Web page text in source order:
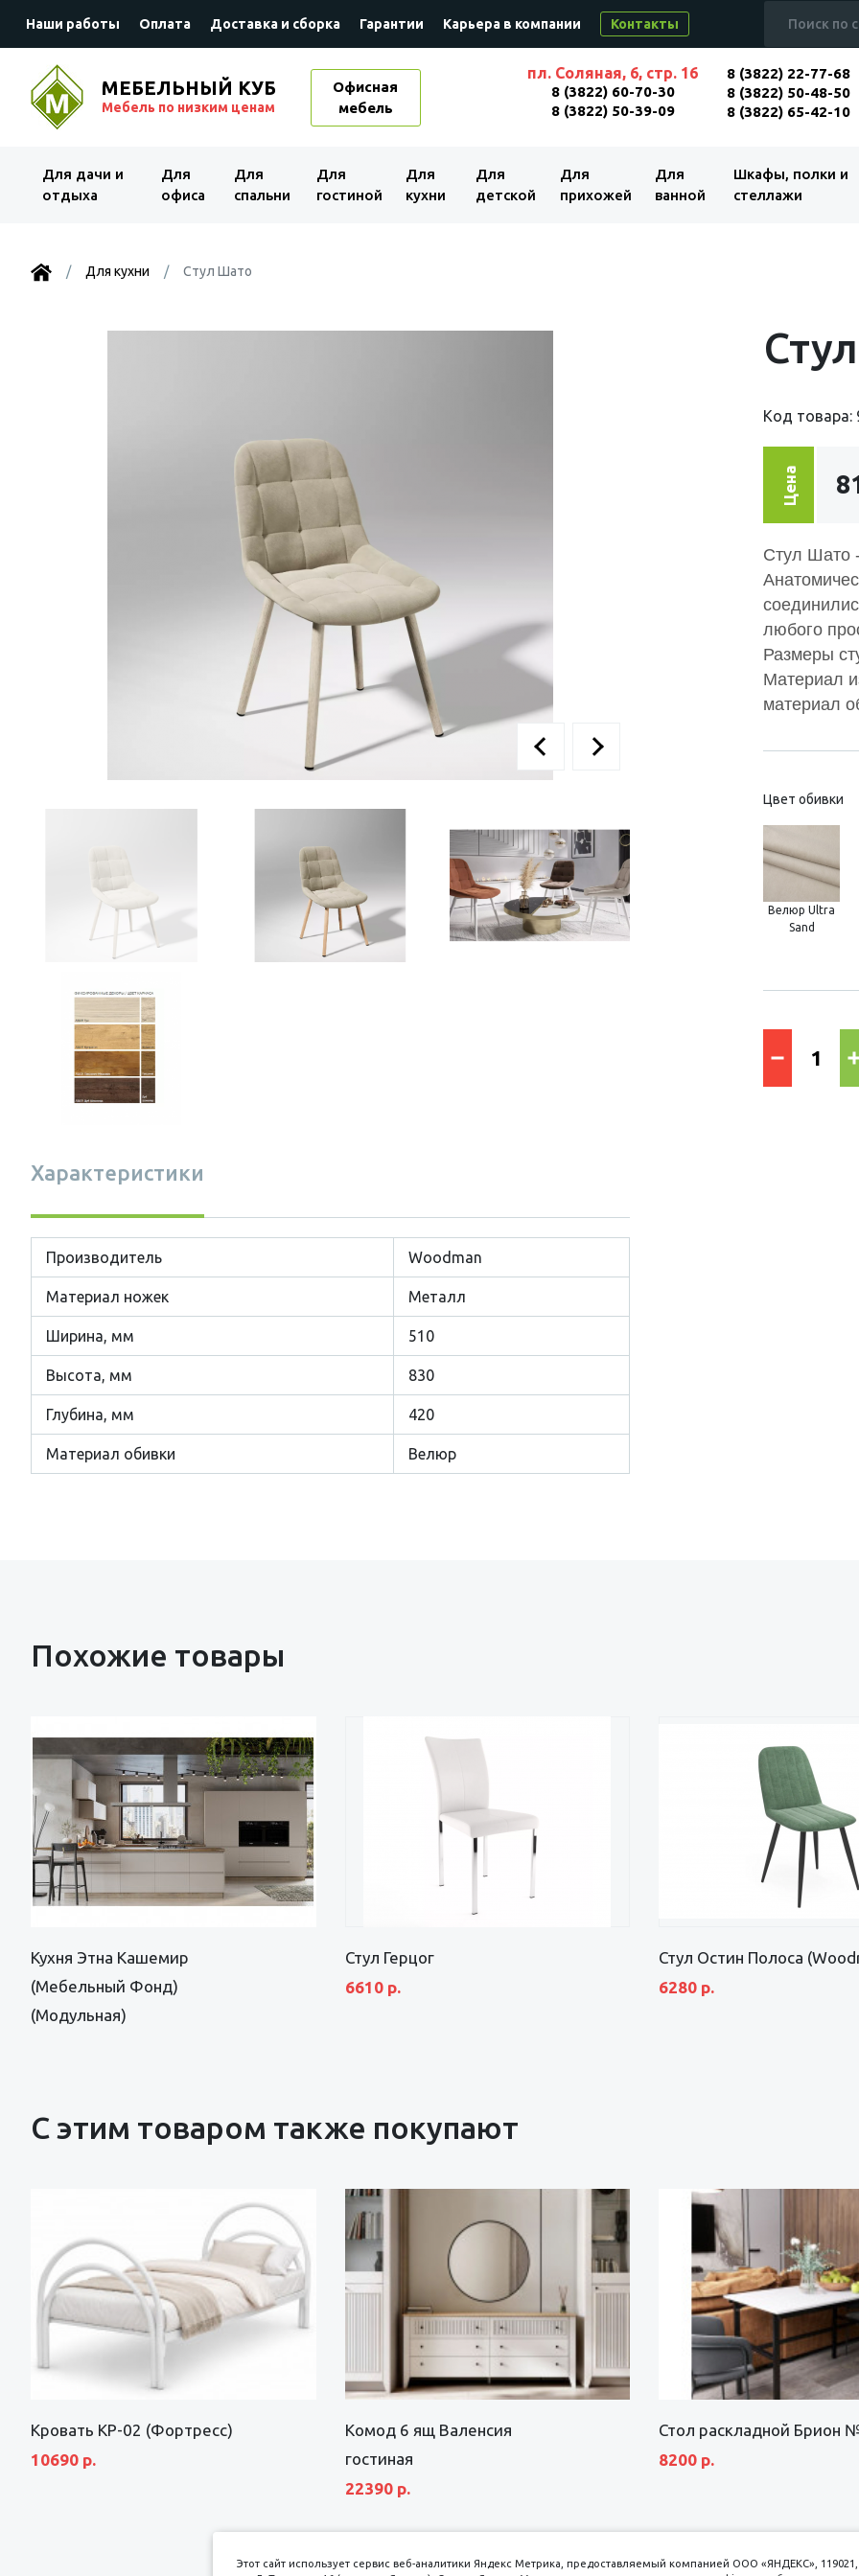
Наши работы Оплата Доставка и сборка Гарантии Карьера в компании Контакты
МЕБЕЛЬНЫЙ КУБ
Мебель по низким ценам
Офисная
мебель
пл. Соляная, 6, стр. 16
8 (3822) 60-70-30
8 (3822) 50-39-09
8 (3822) 22-77-68
8 (3822) 50-48-50
8 (3822) 65-42-10
Для дачи и
отдыха
Для
офиса
Для
спальни
Для
гостиной
Для
кухни
Для
детской
Для
прихожей
Для
ванной
Шкафы, полки и
стеллажи
Для кухни Стул Шато
Характеристики
Производитель Woodman
Материал ножек Металл
Ширина, мм 510
Высота, мм 830
Глубина, мм 420
Материал обивки Велюр
Код товара:
Цена
Стул Шато
любого
Размеры
Материал
материал
Цвет обивки
Велюр Ultra
Sand
Похожие товары
Кухня Этна Кашемир
(Мебельный Фонд)
(Модульная)
Стул Герцог
6610 р.
Стул Остин Полоса
6280 р.
С этим товаром также покупают
Кровать КР-02 (Фортресс)
10690 р.
Комод 6 ящ Валенсия
гостиная
22390 р.
Стол раскладной Брион
8200 р.
Этот сайт использует сервис веб-аналитики Яндекс Метрика, предоставляемый компанией ООО «ЯНДЕКС», 119021,